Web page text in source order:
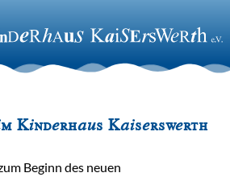
Kinderhaus Kaiserswerth
Beginn des neuen